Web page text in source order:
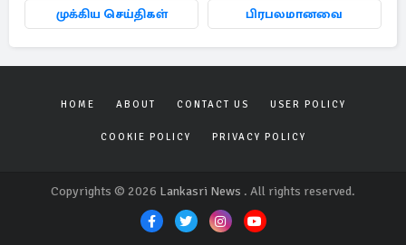
முக்கிய செய்திகள் பிரபலமானவை
HOME ABOUT CONTACT US USER POLICY
COOKIE POLICY PRIVACY POLICY
Copyrights © 2026 Lankasri News . All rights reserved.